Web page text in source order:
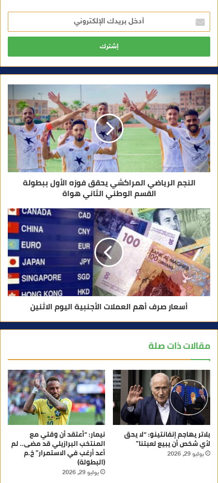
خ
ل
ر
ا
ل
إ
ل
ك
ت
ر
و
ن
ي
النجم الرياضي المراكشي يحقق فوزه الأول ببطولة
القسم الوطني الثاني هواة
أسعار صرف أهم العملات الأجنبية اليوم الاثنين
مقالات ذات صلة
بلاتر يهاجم إنفانتينو: “لا يحق
لأي شخص أن يبيع لعبتنا”
يوليو 29, 2026
نيمار: “أعتقد أن وقتي مع
المنتخب البرازيلي قد مضى.. لم
أعد أرغب في الاستمرار” خ.م
(البطولة)
يوليو 29, 2026